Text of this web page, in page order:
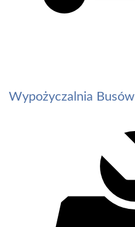
Wypożyczalnia Busów